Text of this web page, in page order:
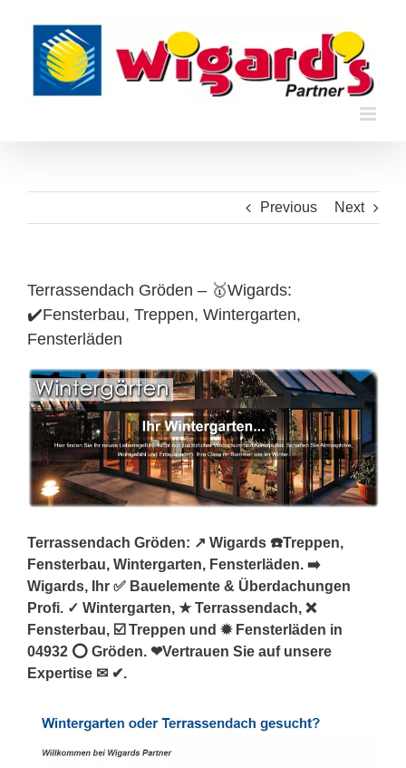
content
Previous Next
Terrassendach Gröden – 🥇Wigards:
✔️Fensterbau, Treppen, Wintergarten,
Fensterläden
Terrassendach Gröden: ↗️ Wigards ☎️Treppen,
Fensterbau, Wintergarten, Fensterläden. ➡️
Wigards, Ihr ✅ Bauelemente & Überdachungen
Profi. ✓ Wintergarten, ★ Terrassendach, ❌
Fensterbau, ☑️ Treppen und ✹ Fensterläden in
04932 ⭕ Gröden. ❤Vertrauen Sie auf unsere
Expertise ✉ ✔.